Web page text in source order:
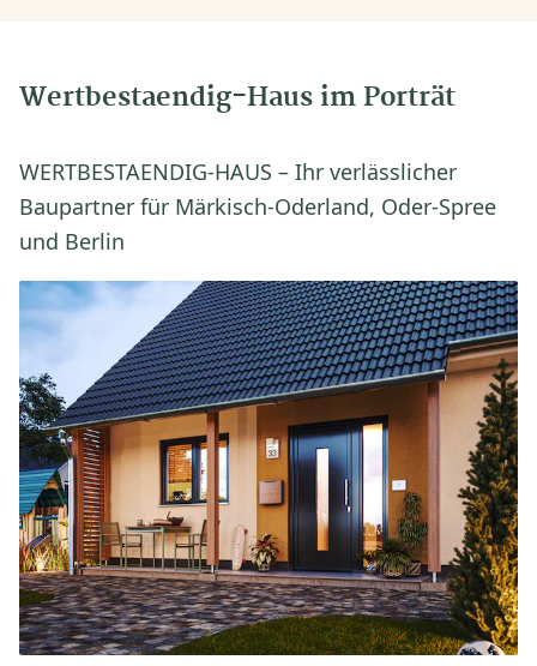
Wertbestaendig-Haus im Porträt
WERTBESTAENDIG-HAUS – Ihr verlässlicher
Baupartner für Märkisch-Oderland, Oder-Spree
und Berlin